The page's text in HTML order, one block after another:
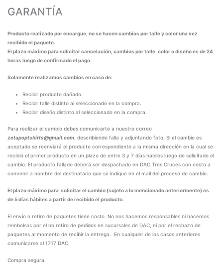
GARANTÍA
Producto realizado por encargue, no se hacen cambios por talle y color una vez
recibido el paquete.
El plazo máximo para solicitar cancelación, cambios por talle, color o diseño es de 24
horas luego de confirmado el pago.
Solamente realizamos cambios en caso de:
Recibir producto dañado.
Recibir talle distinto al seleccionado en la compra.
Recibir diseño distinto al seleccionado en la compra.
Para realizar el cambio debes comunicarte a nuestro correo
zetapoptshirts@gmail.com , describiendo falla y adjuntando foto. Si el cambio es
aceptado se reenviará el producto correspondiente a la misma dirección en la cual se
recibió el primer producto en un plazo de entre 3 y 7 días hábiles luego de solicitado el
cambio. El producto fallado deberá ser despachado en DAC Tres Cruces con costo a
convenir a nombre del destinatario que se indique en el mail del proceso de cambio.
El plazo máximo para solicitar el cambio (sujeto a lo mencionado anteriormente) es
de 5 días hábiles a partir de recibido el producto.
El envío o retiro de paquetes tiene costo. No nos hacemos responsables ni hacemos
rembolsos por el no retiro de pedidos en sucursales de DAC, ni por el rechazo de
paquetes al momento de recibir la entrega. En cualquier de los casos anteriores
comunicarse al 1717 DAC.
Compra segura.